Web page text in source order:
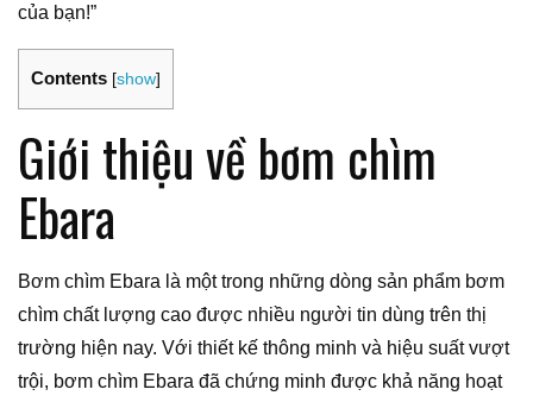
của bạn!”
Contents [show]
Giới thiệu về bơm chìm
Ebara
Bơm chìm Ebara là một trong những dòng sản phẩm bơm
chìm chất lượng cao được nhiều người tin dùng trên thị
trường hiện nay. Với thiết kế thông minh và hiệu suất vượt
trội, bơm chìm Ebara đã chứng minh được khả năng hoạt